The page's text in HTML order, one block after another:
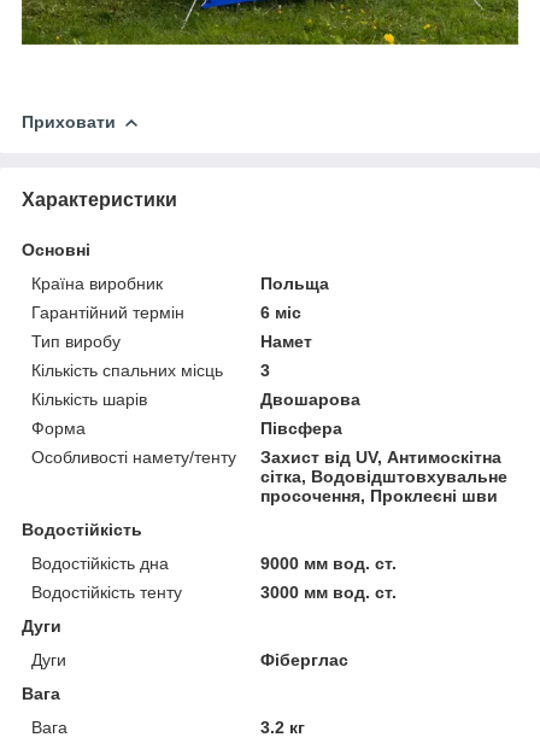
Приховати
Характеристики
Основні
Країна виробник
Польща
Гарантійний термін
6 міс
Тип виробу
Намет
Кількість спальних місць
3
Кількість шарів
Двошарова
Форма
Півсфера
Особливості намету/тенту
Захист від UV, Антимоскітна
сітка, Водовідштовхувальне
просочення, Проклеєні шви
Водостійкість
Водостійкість дна
9000 мм вод. ст.
Водостійкість тенту
3000 мм вод. ст.
Дуги
Дуги
Фіберглас
Вага
Вага
3.2 кг